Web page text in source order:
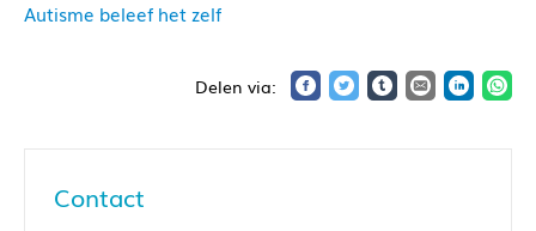
Autisme beleef het zelf
Contact